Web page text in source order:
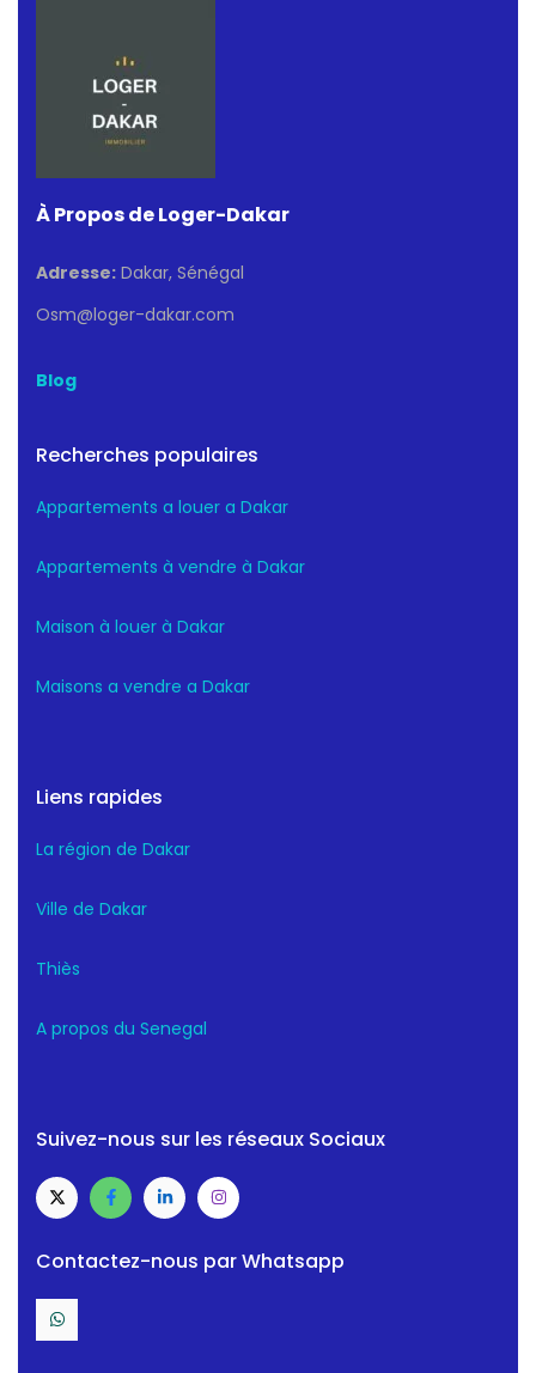
À Propos de Loger-Dakar
Adresse: Dakar, Sénégal
Osm@loger-dakar.com
Blog
Recherches populaires
Appartements a louer a Dakar
Appartements à vendre à Dakar
Maison à louer à Dakar
Maisons a vendre a Dakar
Liens rapides
La région de Dakar
Ville de Dakar
Thiès
A propos du Senegal
Suivez-nous sur les réseaux Sociaux
Contactez-nous par Whatsapp